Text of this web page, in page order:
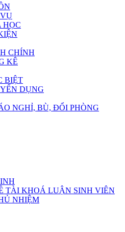
HỌC
CHÍNH
KÊ
BIỆT
DỤNG
NGHỈ, BÙ, ĐỔI PHÒNG
TÀI KHOÁ LUẬN SINH VIÊN
NHIỆM